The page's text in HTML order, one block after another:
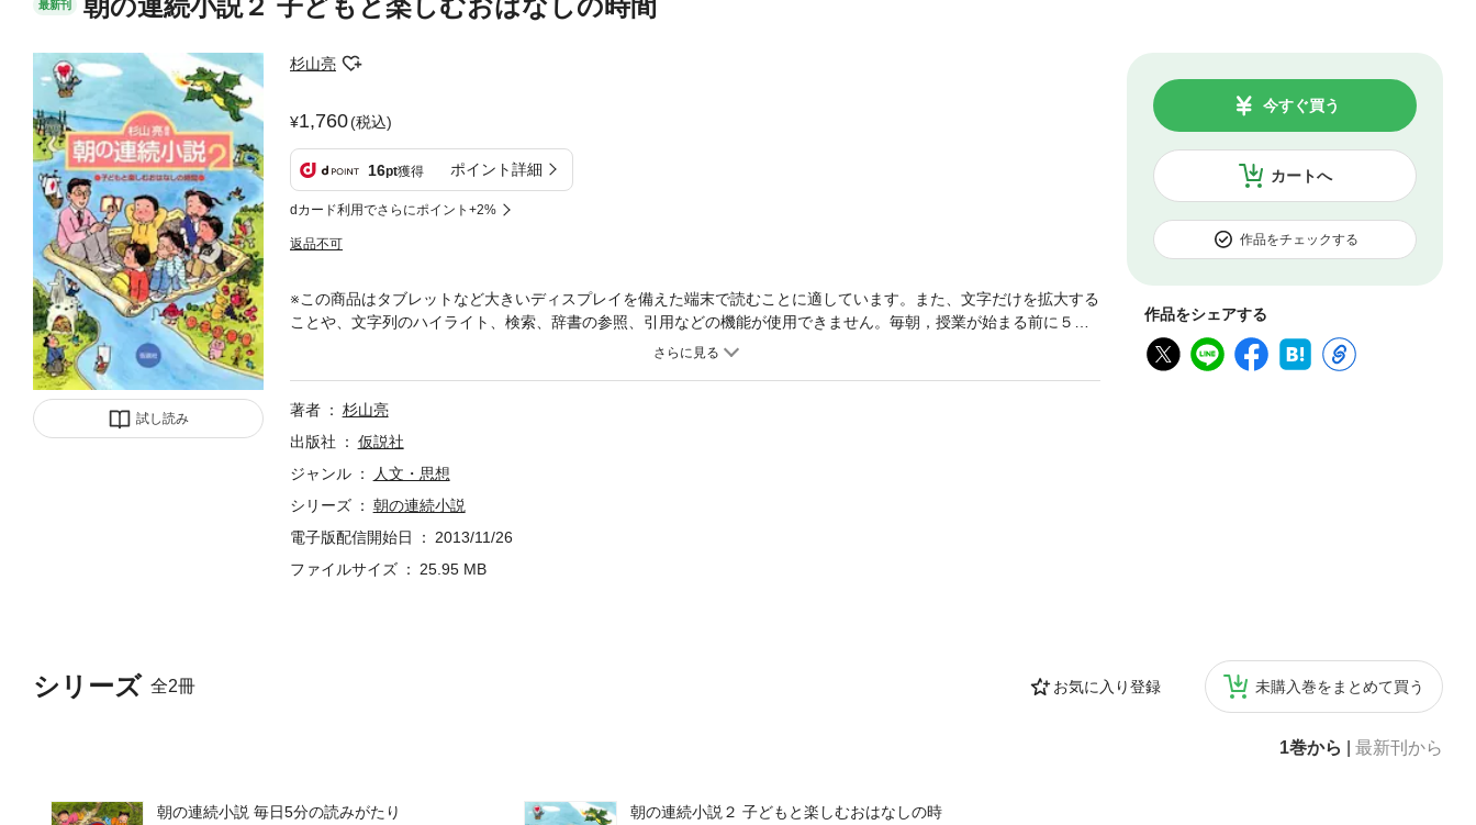
最新刊 朝の連続小説２ 子どもと楽しむおはなしの時間
試し読み
杉山亮
1,760(税込)
16pt獲得 ポイント詳細
dカード利用でさらにポイント+2%
返品不可
カートへ
今すぐ買う
作品をチェックする
作品をシェアする
シリーズ 全2冊 お気に入り登録 未購入巻をまとめて買う
1巻から 最新刊から
朝の連続小説 毎日5分の読みがたり
朝の連続小説２ 子どもと楽しむおはなしの時
※この商品はタブレットなど大きいディスプレイを備えた端末で読むことに適しています。また、文字だけを拡大する
ことや、文字列のハイライト、検索、辞書の参照、引用などの機能が使用できません。毎朝，授業が始まる前に５分
ほどお話を読んであげるだけ。１冊の本があればいつでも始められる「朝の連続小説」。 「朝の連続小説」をきっ
を読んであげているのか，子どもたちはどんなふうに受けとめてくれているのか，が見えてくる小学校から高校まで
の実践のレポートや，子どもたちに喜ばれた本ばかりを紹介するおすすめブックガイドのほか，前作に収録されたお
収録。 この本を読んで，あなたも「朝の連続小説」を楽しんでみませんか。★★ もくじ ★★１ 私と子どもたち
と「朝の連続小説」２ おすすめブックガイド３ 授業プラン〈みんなで名探偵〉４ 朝の連続小説・すぐに読んで
あげられるお話 はっけいよい鯉太 天狗退治の巻 謎の「だるま暗号」
著者
杉山亮
出版社
仮説社
ジャンル
人文・思想
シリーズ
朝の連続小説
電子版配信開始日
2013/11/26
ファイルサイズ
25.95 MB